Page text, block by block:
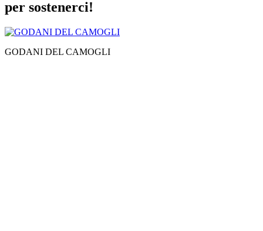
per sostenerci!
GODANI DEL CAMOGLI